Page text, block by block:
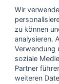
Ich stimme
Wir
zu können
analysieren.
Verwendung
soziale
Partner
weiteren